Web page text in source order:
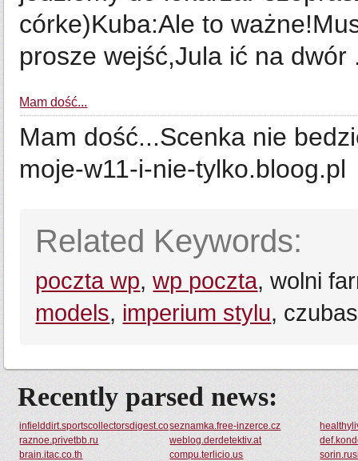
córke)Kuba:Ale to
prosze wejść,Jula ić na dwór
Mam dość...
Mam dość...Scenka nie
moje-w11-i-nie-tylko.bloog.pl
Related Keywords:
poczta wp,wp poczta, wolni
models, imperium stylu,
Recently parsed news:
infielddirt.sportscollectorsdigest.comseznamka.free-inzerce.cz
raznoe.privetbb.ru
weblog.derdetektiv.at
brain.itac.co.th
compu.terlicio.us